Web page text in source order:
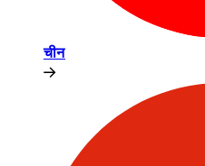
चीन​​